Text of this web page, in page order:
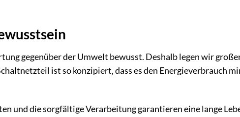
gegenüber der Umwelt bewusst. Deshalb legen wir
ist so konzipiert, dass es den Energieverbrauch
und die sorgfältige Verarbeitung garantieren eine lange